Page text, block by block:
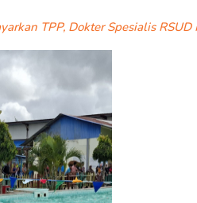
TPP, Dokter Spesialis